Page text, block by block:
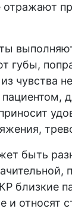
отражают
губы,
чувства
быть
близкие
относят